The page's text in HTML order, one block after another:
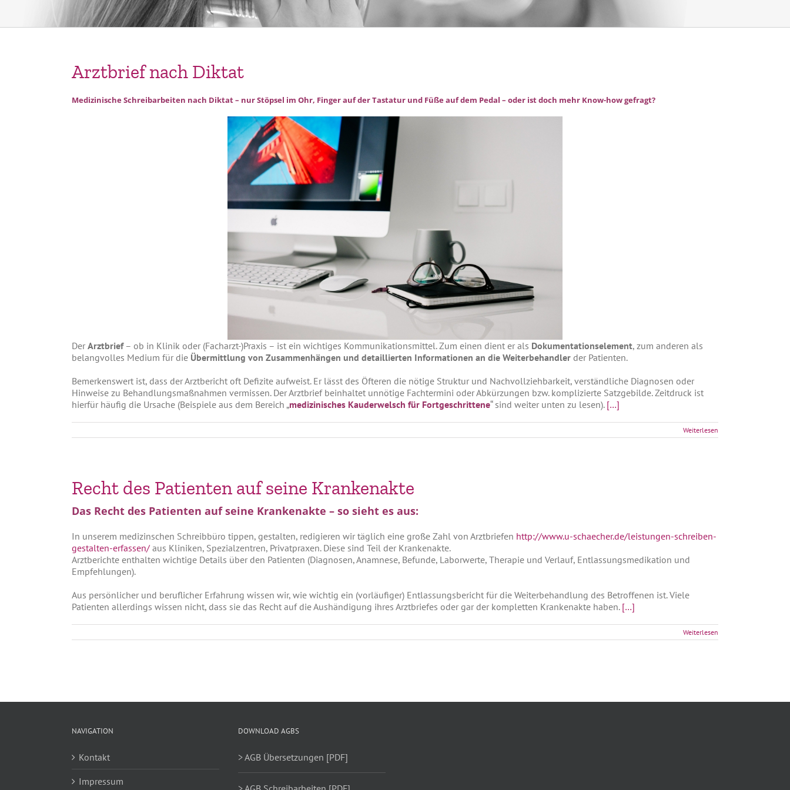
Arztbrief nach Diktat
Medizinische Schreibarbeiten nach Diktat – nur Stöpsel im Ohr, Finger auf der Tastatur und Füße auf dem Pedal – oder ist doch mehr Know-how gefragt?
Der Arztbrief– ob in Klinik oder (Facharzt-)Praxis – ist ein wichtiges Kommunikationsmittel. Zum einen dient er als Dokumentationselement, zum anderen als
belangvolles Medium für die Übermittlung von Zusammenhängen und detaillierten Informationen an die Weiterbehandler der Patienten.
Bemerkenswert ist, dass der Arztbericht oft Defizite aufweist. Er lässt des Öfteren die nötige Struktur und Nachvollziehbarkeit, verständliche Diagnosen oder
Hinweise zu Behandlungsmaßnahmen vermissen. Der Arztbrief beinhaltet unnötige Fachtermini oder Abkürzungen bzw. komplizierte Satzgebilde. Zeitdruck ist
hierfür häufig die Ursache (Beispiele aus dem Bereich „medizinisches Kauderwelsch für Fortgeschrittene“ sind weiter unten zu lesen). […]
Weiterlesen
Recht des Patienten auf seine Krankenakte
Das Recht des Patienten auf seine Krankenakte – so sieht es aus:
In unserem medizinschen Schreibbüro tippen, gestalten, redigieren wir täglich eine große Zahl von Arztbriefen http://www.u-schaecher.de/leistungen-schreiben-
gestalten-erfassen/ aus Kliniken, Spezialzentren, Privatpraxen. Diese sind Teil der Krankenakte.
Arztberichte enthalten wichtige Details über den Patienten (Diagnosen, Anamnese, Befunde, Laborwerte, Therapie und Verlauf, Entlassungsmedikation und
Empfehlungen).
Aus persönlicher und beruflicher Erfahrung wissen wir, wie wichtig ein (vorläufiger) Entlassungsbericht für die Weiterbehandlung des Betroffenen ist. Viele
Patienten allerdings wissen nicht, dass sie das Recht auf die Aushändigung ihres Arztbriefes oder gar der kompletten Krankenakte haben. […]
Weiterlesen
NAVIGATION
Kontakt
Impressum
DOWNLOAD AGBS
> AGB Übersetzungen [PDF]